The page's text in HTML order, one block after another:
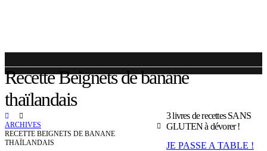
Recette Beignets de banane
thaïlandais
ARCHIVES
RECETTE BEIGNETS DE BANANE
THAÏLANDAIS
3 livres de recettes SANS
GLUTEN à dévorer !
JE PASSE A TABLE !